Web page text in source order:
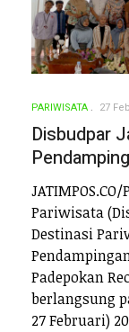
PARIWISATA 27
Disbudpar
Pariwisata
Destinasi
Padepokan
berlangsung
27 Februari)